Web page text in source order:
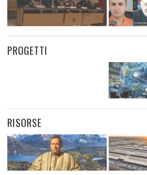
PROGETTI
RISORSE